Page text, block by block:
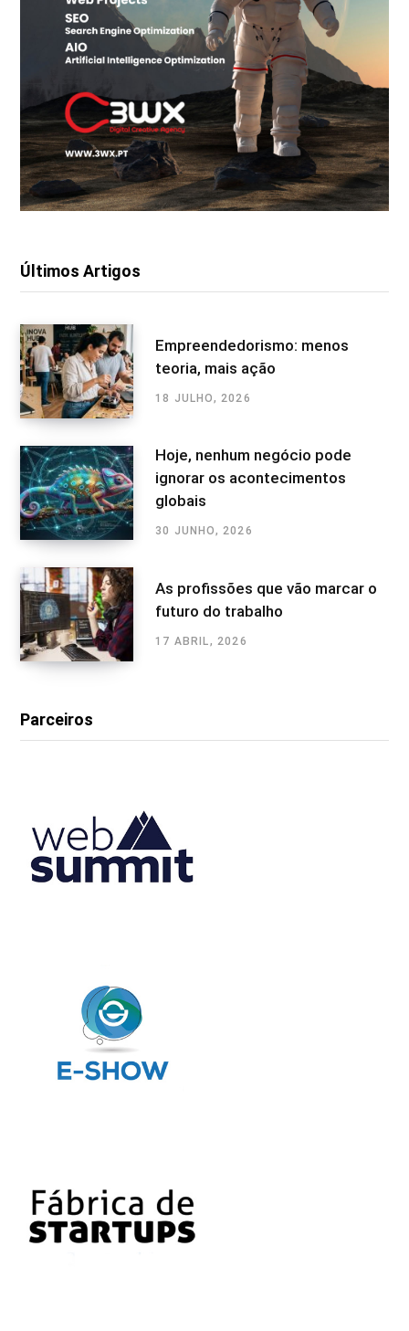
Últimos Artigos
Empreendedorismo: menos
teoria, mais ação
18 JULHO, 2026
Hoje, nenhum negócio pode
ignorar os acontecimentos
globais
30 JUNHO, 2026
As profissões que vão marcar o
futuro do trabalho
17 ABRIL, 2026
Parceiros